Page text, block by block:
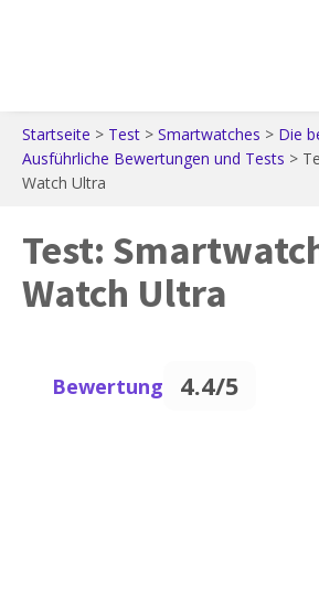
Startseite > Test > Smartwatches > Die
Ausführliche Bewertungen und Tests >
Watch Ultra
Test:
Watch Ultra
Bewertung 4.4/5